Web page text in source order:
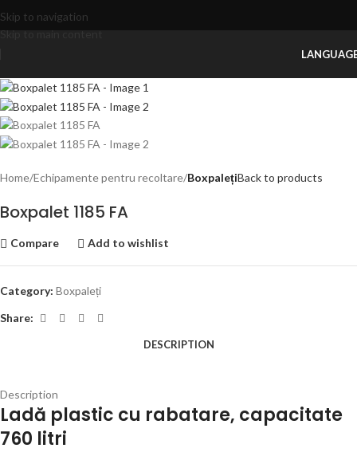
Skip to navigation
Skip to main content
Home Echipamente pentru recoltare BoxpalețiBack to products
Boxpalet 1185 FA
Compare Add to wishlist
Category: Boxpaleți
Share:
DESCRIPTION
Description
Ladă plastic cu rabatare, capacitate
760 litri